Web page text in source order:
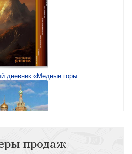
дневник «Медные горы
продаж